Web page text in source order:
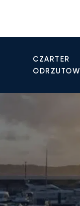
CZARTER